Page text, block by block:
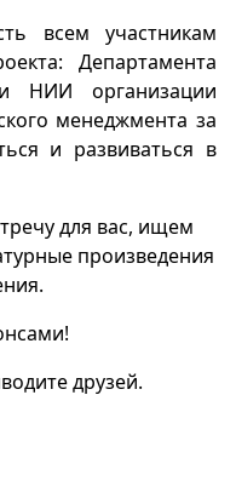
всем участникам
Департамента
НИИ организации
менеджмента за
и развиваться в
для вас, ищем
произведения
друзей.